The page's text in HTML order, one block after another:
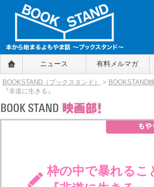
BOOKSTAND（ブックスタンド）
～本から始まるよもやま話～
BOOKSTAND（ブ
ックスタンド）
ニュース 有料メルマガ
BOOKSTAND（ブックスタンド） > BOOKSTAND
『非道に生きる』
枠の中で暴れるこ